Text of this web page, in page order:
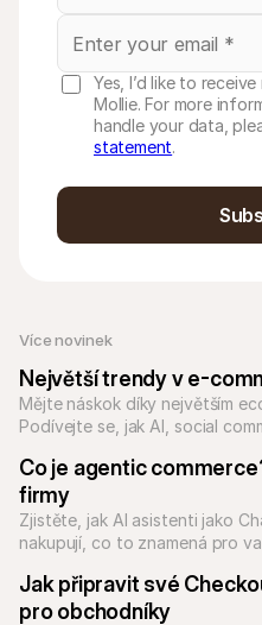
Více novinek
Největší trendy v e-
Mějte náskok díky největším
Podívejte se, jak AI, social
Co je agentic
firmy
Zjistěte, jak AI asistenti jako
nakupují, co to znamená pro
Jak připravit své
pro obchodníky
Yes, I’d like to
Mollie. For more
handle your data,
statement.